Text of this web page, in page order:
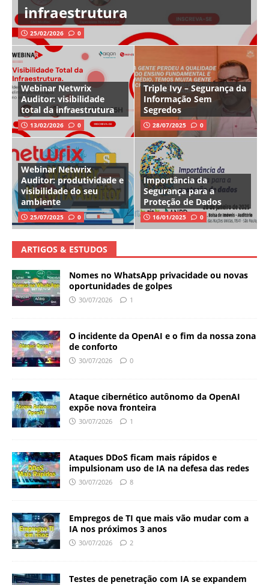
infraestrutura
25/02/2026 0
Webinar Netwrix
Auditor: visibilidade
total da infraestrutura
13/02/2026 0
Triple Ivy – Segurança da
Informação Sem
Segredos
28/07/2025 0
Webinar Netwrix
Auditor: produtividade e
visibilidade do seu
ambiente
25/07/2025 0
Importância da
Segurança para a
Proteção de Dados
16/01/2025 0
ARTIGOS & ESTUDOS
Nomes no WhatsApp privacidade ou novas
oportunidades de golpes
30/07/2026 1
O incidente da OpenAI e o fim da nossa zona
de conforto
30/07/2026 0
Ataque cibernético autônomo da OpenAI
expõe nova fronteira
30/07/2026 1
Ataques DDoS ficam mais rápidos e
impulsionam uso de IA na defesa das redes
30/07/2026 8
Empregos de TI que mais vão mudar com a
IA nos próximos 3 anos
30/07/2026 2
Testes de penetração com IA se expandem